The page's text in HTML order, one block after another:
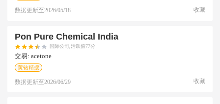
数据更新至2026/05/18 收藏
Pon Pure Chemical India
国际公司,活跃值77分
交易: acetone
黄钻精搜
数据更新至2026/06/29 收藏